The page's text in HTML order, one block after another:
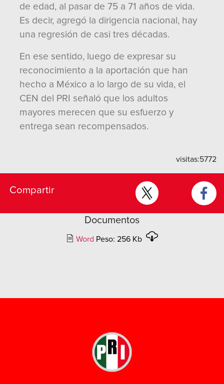
de edad, al pasar de 75 a 71 años de vida.
Es decir, agregó la dirigencia nacional, hay
una regresión de casi tres décadas.
En ese sentido, luego de expresar su
reconocimiento a la aportación que han
hecho a México a lo largo de su vida, el
CEN del PRI señaló que los adultos
mayores merecen que su esfuerzo y
entrega sean recompensados.
visitas:5772
Compartir
Documentos
Word Peso: 256 Kb